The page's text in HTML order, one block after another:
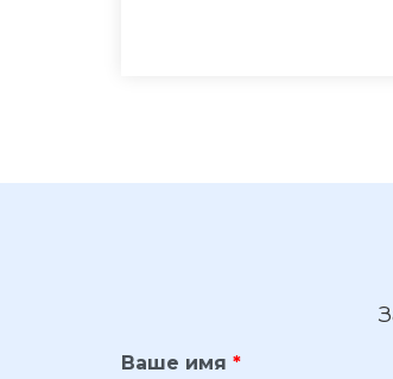
Ваше имя